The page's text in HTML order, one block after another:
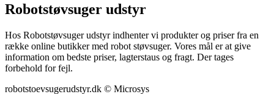
Robotstøvsuger udstyr
Hos Robotstøvsuger udstyr indhenter vi produkter og priser fra en
række online butikker med robot støvsuger. Vores mål er at give
information om bedste priser, lagterstaus og fragt. Der tages
forbehold for fejl.
robotstoevsugerudstyr.dk © Microsys